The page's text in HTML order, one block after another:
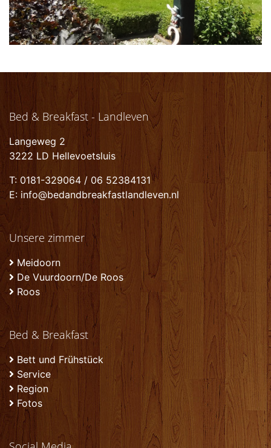
Bed & Breakfast - Landleven
Langeweg 2
3222 LD Hellevoetsluis
T: 0181-329064 / 06 52384131
E: info@bedandbreakfastlandleven.nl
Unsere zimmer
Meidoorn
De Vuurdoorn/De Roos
Roos
Bed & Breakfast
Bett und Frühstück
Service
Region
Fotos